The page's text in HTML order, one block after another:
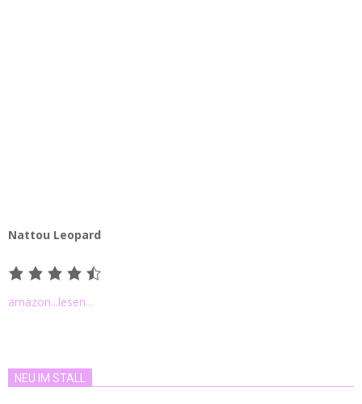
Nattou Leopard
amazon...lesen...
NEU IM STALL